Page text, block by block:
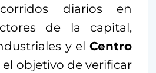
diarios en
de la capital,
y el Centro
el objetivo de verificar